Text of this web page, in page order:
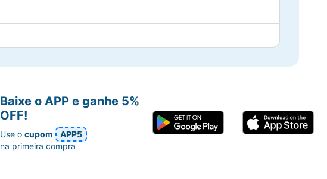
Baixe o APP e ganhe 5%
OFF!
Use ocupom
APP5
na primeira compra